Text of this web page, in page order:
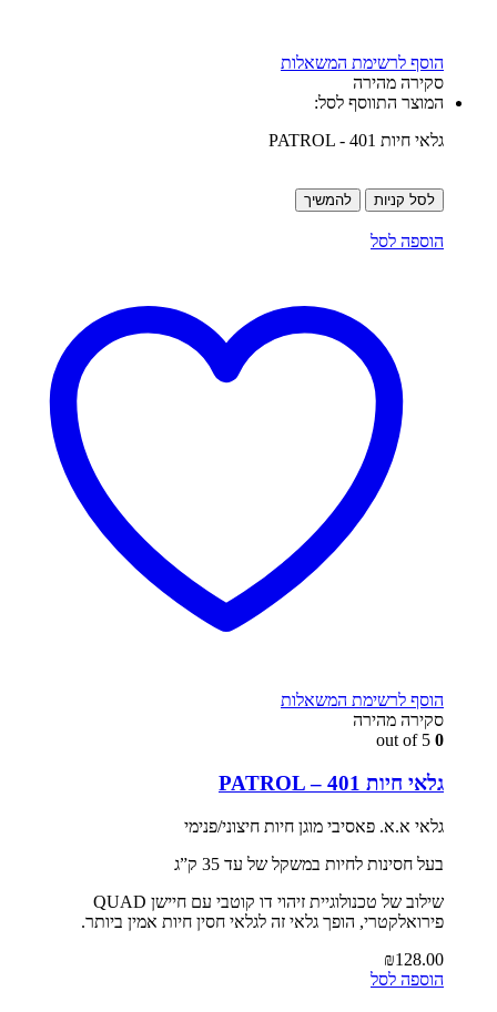
הוסף לרשימת המשאלות
סקירה מהירה
המוצר התווסף לסל:
גלאי חיות PATROL - 401
לסל קניות להמשיך
הוספה לסל
הוסף לרשימת המשאלות
סקירה מהירה
0
גלאי חיות PATROL – 401
גלאי א.א. פאסיבי מוגן חיות חיצוני/פנימי
בעל חסינות לחיות במשקל של עד 35 ק”ג
שילוב של טכנולוגיית זיהוי דו קוטבי עם חיישן QUAD
פירואלקטרי, הופך גלאי זה לגלאי חסין חיות אמין ביותר.
₪128.00
הוספה לסל